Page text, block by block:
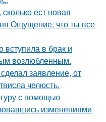
ест новая
Ощущение, что ты все
в брак и
возлюбленным.
заявление, от
челюсть.
с помощью
изменениями